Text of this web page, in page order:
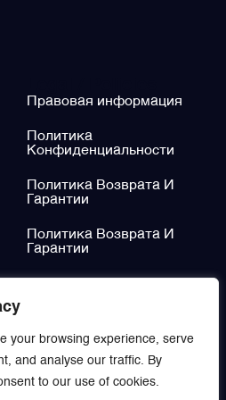
your browsing experience, serve
and analyse our traffic. By
to our use of cookies.
Правовая информация
Политика
Конфиденциальности
Политика Возврата И
Гарантии
Политика Возврата И
Гарантии